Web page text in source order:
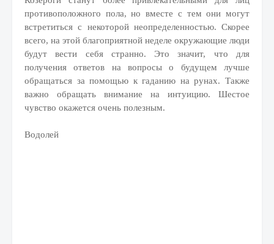
противоположного пола, но вместе с тем они могут
встретиться с некоторой неопределенностью. Скорее
всего, на этой благоприятной неделе окружающие люди
будут вести себя странно. Это значит, что для
получения ответов на вопросы о будущем лучше
обращаться за помощью к гаданию на рунах. Также
важно обращать внимание на интуицию. Шестое
чувство окажется очень полезным.
Водолей